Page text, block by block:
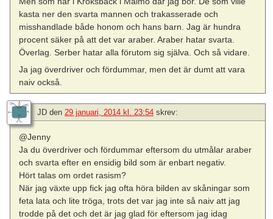
kasta ner den svarta mannen och trakasserade och
misshandlade både honom och hans barn. Jag är hundra
procent säker på att det var araber. Araber hatar svarta.
Överlag. Serber hatar alla förutom sig själva. Och så vidare.
Ja jag överdriver och fördummar, men det är dumt att vara
naiv också.
JD den 29 januari, 2014 kl. 23:54 skrev:
@Jenny
Ja du överdriver och fördummar eftersom du utmålar araber
och svarta efter en ensidig bild som är enbart negativ.
Hört talas om ordet rasism?
När jag växte upp fick jag ofta höra bilden av skåningar som
feta lata och lite tröga, trots det var jag inte så naiv att jag
trodde på det och det är jag glad för eftersom jag idag